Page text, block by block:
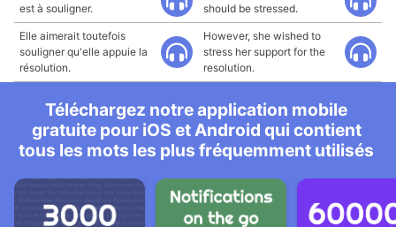
est à souligner.
should be stressed.
Elle aimerait toutefois
souligner qu'elle appuie la
résolution.
However, she wished to
stress her support for the
resolution.
Téléchargez notre application mobile
gratuite pour iOS et Android qui contient
tous les mots les plus fréquemment utilisés